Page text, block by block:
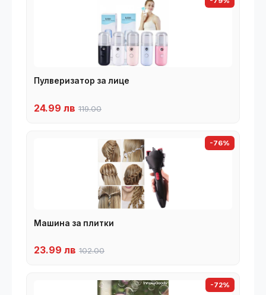
Пулверизатор за лице
24.99 лв 119.00
-76%
Машина за плитки
23.99 лв 102.00
-72%